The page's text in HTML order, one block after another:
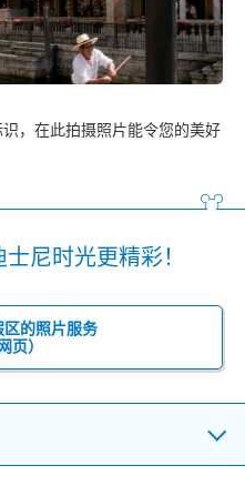
，在此拍摄照片能令您的美好
尼时光更精彩！
的照片服务
页）